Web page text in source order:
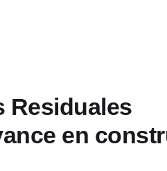
Residuales
en